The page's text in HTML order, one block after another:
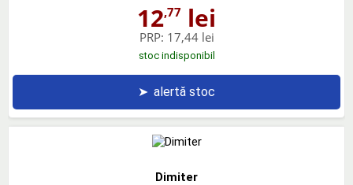
12,77 lei
PRP: 17,44 lei
stoc indisponibil
➤ alertă stoc
Dimiter